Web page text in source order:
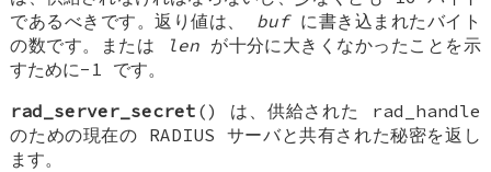
であるべきです。返り値は、 bufに書き込まれたバイト
の数です。または
lenが十分に大きくなかったことを示
すために-1 です。
rad_server_secret () は、供給された rad_handle
のための現在の RADIUS サーバと共有された秘密を返し
ます。